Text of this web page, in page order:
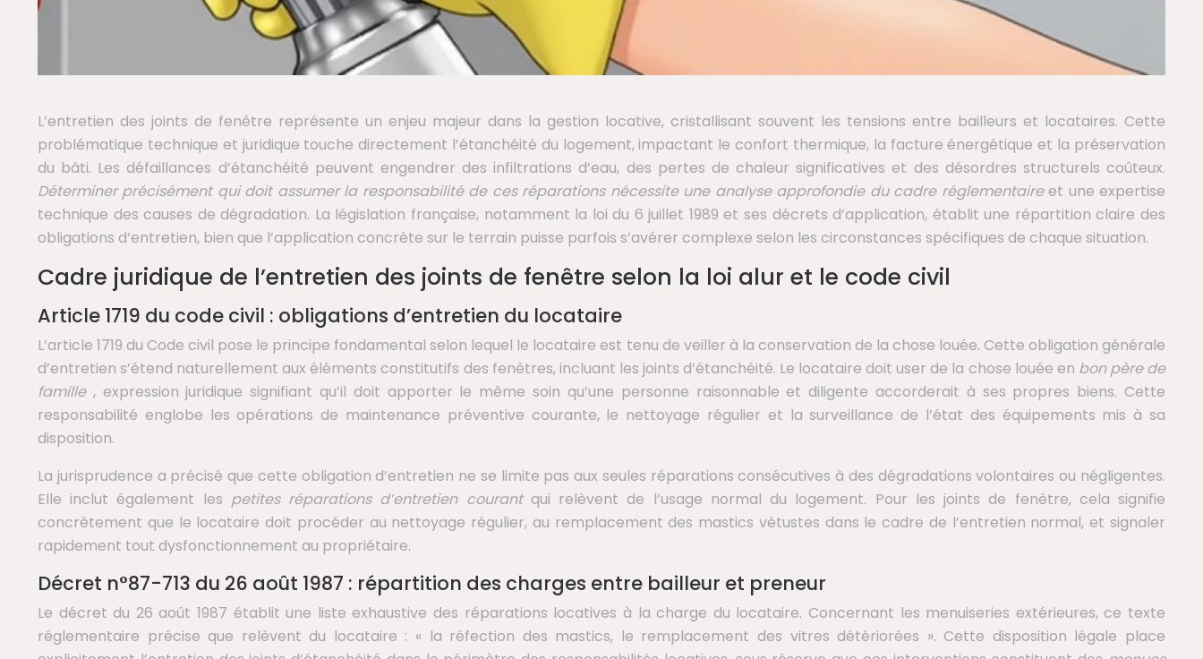
L’entretien des joints de fenêtre représente un enjeu majeur dans la gestion locative, cristallisant souvent les tensions entre bailleurs et locataires. Cette
problématique technique et juridique touche directement l’étanchéité du logement, impactant le confort thermique, la facture énergétique et la préservation
du bâti. Les défaillances d’étanchéité peuvent engendrer des infiltrations d’eau, des pertes de chaleur significatives et des désordres structurels coûteux.
Déterminer précisément qui doit assumer la responsabilité de ces réparations nécessite une analyse approfondie du cadre réglementaireet une expertise
technique des causes de dégradation. La législation française, notamment la loi du 6 juillet 1989 et ses décrets d’application, établit une répartition claire des
obligations d’entretien, bien que l’application concrète sur le terrain puisse parfois s’avérer complexe selon les circonstances spécifiques de chaque situation.
Cadre juridique de l’entretien des joints de fenêtre selon la loi alur et le code civil
Article 1719 du code civil : obligations d’entretien du locataire
L’article 1719 du Code civil pose le principe fondamental selon lequel le locataire est tenu de veiller à la conservation de la chose louée. Cette obligation générale
d’entretien s’étend naturellement aux éléments constitutifs des fenêtres, incluant les joints d’étanchéité. Le locataire doit user de la chose louée en bon père de
famille , expression juridique signifiant qu’il doit apporter le même soin qu’une personne raisonnable et diligente accorderait à ses propres biens. Cette
responsabilité englobe les opérations de maintenance préventive courante, le nettoyage régulier et la surveillance de l’état des équipements mis à sa
disposition.
La jurisprudence a précisé que cette obligation d’entretien ne se limite pas aux seules réparations consécutives à des dégradations volontaires ou négligentes.
Elle inclut également les petites réparations d’entretien courant qui relèvent de l’usage normal du logement. Pour les joints de fenêtre, cela signifie
concrètement que le locataire doit procéder au nettoyage régulier, au remplacement des mastics vétustes dans le cadre de l’entretien normal, et signaler
rapidement tout dysfonctionnement au propriétaire.
Décret n°87-713 du 26 août 1987 : répartition des charges entre bailleur et preneur
Le décret du 26 août 1987 établit une liste exhaustive des réparations locatives à la charge du locataire. Concernant les menuiseries extérieures, ce texte
réglementaire précise que relèvent du locataire : « la réfection des mastics, le remplacement des vitres détériorées ». Cette disposition légale place